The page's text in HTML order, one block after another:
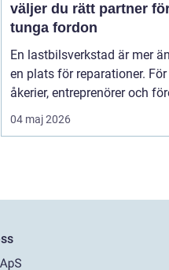
väljer du rätt partner
tunga fordon
En lastbilsverkstad är mer
en plats för reparationer. För
åkerier, entreprenörer och
04 maj 2026